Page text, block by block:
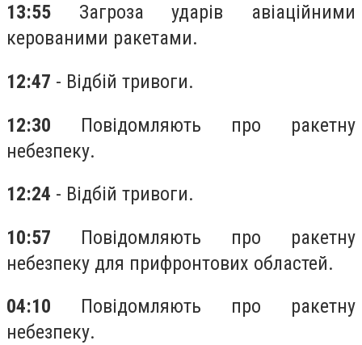
13:55 Загроза ударів авіаційними
керованими ракетами.
12:47 - Відбій тривоги.
12:30 Повідомляють про ракетну
небезпеку.
12:24 - Відбій тривоги.
10:57 Повідомляють про ракетну
небезпеку для прифронтових областей.
04:10 Повідомляють про ракетну
небезпеку.